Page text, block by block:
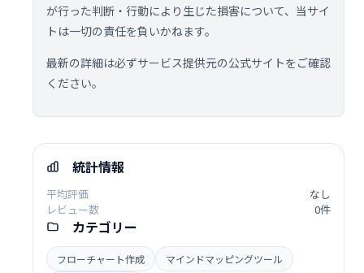
が行った判断・行動により生じた損害について、当サイ
トは一切の責任を負いかねます。
最新の詳細は必ずサービス提供元の公式サイトをご確認
ください。
統計情報
平均評価
なし
レビュー数
0件
カテゴリー
フローチャート作成
マインドマッピングツール